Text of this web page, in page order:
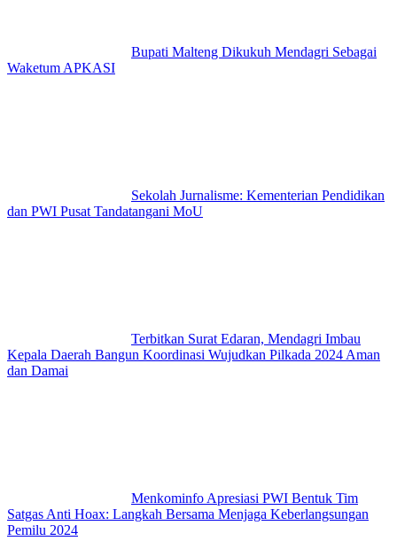
Bupati Malteng Dikukuh Mendagri Sebagai
Waketum APKASI
Sekolah Jurnalisme: Kementerian Pendidikan
dan PWI Pusat Tandatangani MoU
Terbitkan Surat Edaran, Mendagri Imbau
Kepala Daerah Bangun Koordinasi Wujudkan Pilkada 2024 Aman
dan Damai
Menkominfo Apresiasi PWI Bentuk Tim
Satgas Anti Hoax: Langkah Bersama Menjaga Keberlangsungan
Pemilu 2024